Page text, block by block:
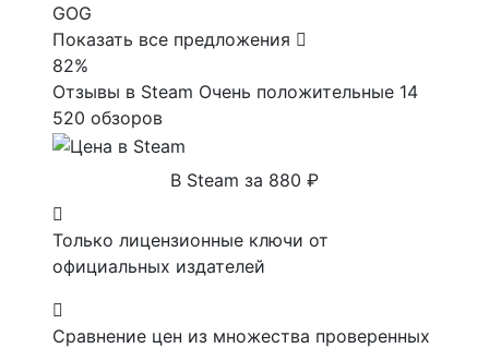
GOG
Показать все предложения
82%
Отзывы в Steam Очень положительные 14
520 обзоров
В Steam за 880 ₽
Только лицензионные ключи от
официальных издателей
Сравнение цен из множества проверенных